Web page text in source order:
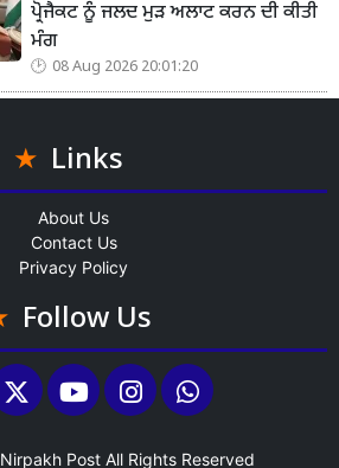
ਪ੍ਰੋਜੈਕਟ ਨੂੰ ਜਲਦ ਮੁੜ ਅਲਾਟ ਕਰਨ ਦੀ ਕੀਤੀ
ਮੰਗ
08 Aug 2026 20:01:20
Links
About Us
Contact Us
Privacy Policy
Follow Us
Nirpakh Post All Rights Reserved